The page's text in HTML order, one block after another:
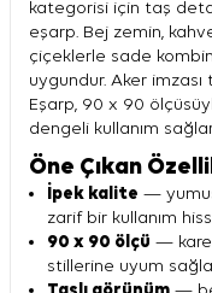
kategorisi için taş
eşarp. Bej zemin,
çiçeklerle sade
uygundur. Aker imzası
Eşarp, 90 x 90
dengeli kullanım
Öne Çıkan
İpek kalite —
zarif bir kullanım
90 x 90 ölçü — kare
stillerine uyum